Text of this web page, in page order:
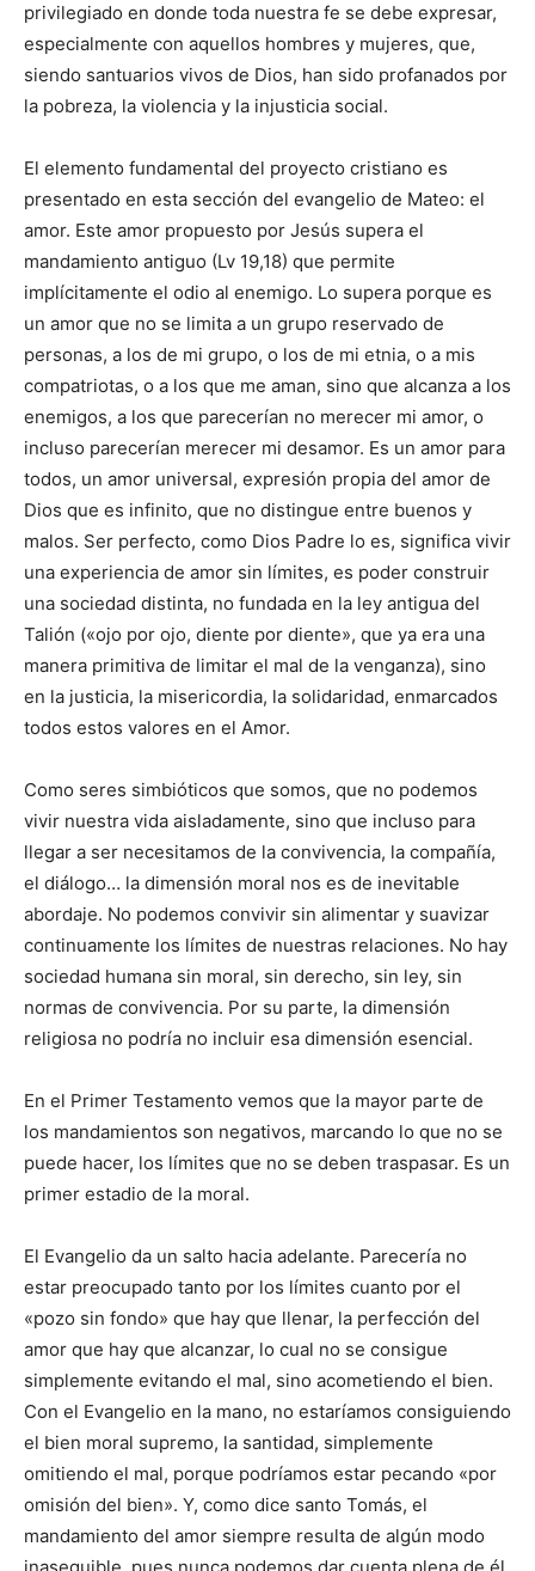
privilegiado en donde toda nuestra fe se debe expresar,
especialmente con aquellos hombres y mujeres, que,
siendo santuarios vivos de Dios, han sido profanados por
la pobreza, la violencia y la injusticia social.
El elemento fundamental del proyecto cristiano es
presentado en esta sección del evangelio de Mateo: el
amor. Este amor propuesto por Jesús supera el
mandamiento antiguo (Lv 19,18) que permite
implícitamente el odio al enemigo. Lo supera porque es
un amor que no se limita a un grupo reservado de
personas, a los de mi grupo, o los de mi etnia, o a mis
compatriotas, o a los que me aman, sino que alcanza a los
enemigos, a los que parecerían no merecer mi amor, o
incluso parecerían merecer mi desamor. Es un amor para
todos, un amor universal, expresión propia del amor de
Dios que es infinito, que no distingue entre buenos y
malos. Ser perfecto, como Dios Padre lo es, significa vivir
una experiencia de amor sin límites, es poder construir
una sociedad distinta, no fundada en la ley antigua del
Talión («ojo por ojo, diente por diente», que ya era una
manera primitiva de limitar el mal de la venganza), sino
en la justicia, la misericordia, la solidaridad, enmarcados
todos estos valores en el Amor.
Como seres simbióticos que somos, que no podemos
vivir nuestra vida aisladamente, sino que incluso para
llegar a ser necesitamos de la convivencia, la compañía,
el diálogo… la dimensión moral nos es de inevitable
abordaje. No podemos convivir sin alimentar y suavizar
continuamente los límites de nuestras relaciones. No hay
sociedad humana sin moral, sin derecho, sin ley, sin
normas de convivencia. Por su parte, la dimensión
religiosa no podría no incluir esa dimensión esencial.
En el Primer Testamento vemos que la mayor parte de
los mandamientos son negativos, marcando lo que no se
puede hacer, los límites que no se deben traspasar. Es un
primer estadio de la moral.
El Evangelio da un salto hacia adelante. Parecería no
estar preocupado tanto por los límites cuanto por el
«pozo sin fondo» que hay que llenar, la perfección del
amor que hay que alcanzar, lo cual no se consigue
simplemente evitando el mal, sino acometiendo el bien.
Con el Evangelio en la mano, no estaríamos consiguiendo
el bien moral supremo, la santidad, simplemente
omitiendo el mal, porque podríamos estar pecando «por
omisión del bien». Y, como dice santo Tomás, el
mandamiento del amor siempre resulta de algún modo